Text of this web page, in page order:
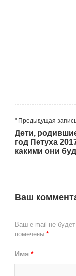
" Предыдущая запись
Дети,
год Петуха
какими они
Ваш
Ваш e-mail не будет
помечены *
Имя *